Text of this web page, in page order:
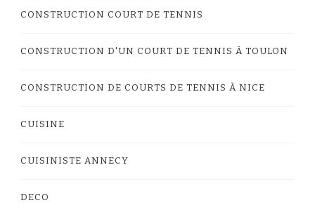
CONSTRUCTION COURT DE TENNIS
CONSTRUCTION D'UN COURT DE TENNIS À TOULON
CONSTRUCTION DE COURTS DE TENNIS À NICE
CUISINE
CUISINISTE ANNECY
DECO